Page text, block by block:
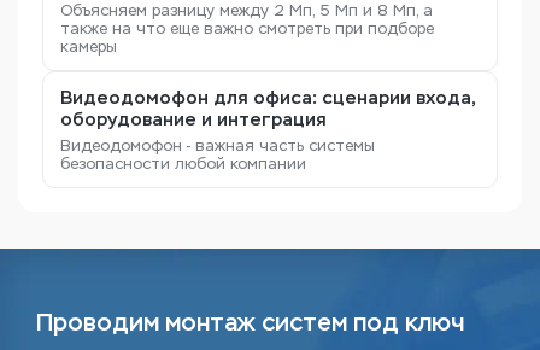
Объясняем разницу между 2 Мп, 5 Мп и 8 Мп, а
также на что еще важно смотреть при подборе
камеры
Видеодомофон для офиса: сценарии входа,
оборудование и интеграция
Видеодомофон - важная часть системы
безопасности любой компании
Проводим монтаж систем под ключ